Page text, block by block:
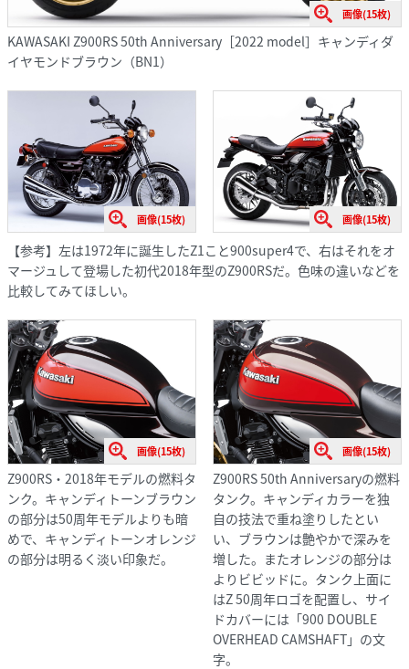
画像(15枚)
KAWASAKI Z900RS 50th Anniversary［2022 model］キャンディダ
イヤモンドブラウン（BN1）
画像(15枚) 画像(15枚)
【参考】左は1972年に誕生したZ1こと900super4で、右はそれをオ
マージュして登場した初代2018年型のZ900RSだ。色味の違いなどを
比較してみてほしい。
画像(15枚)
Z900RS・2018年モデルの燃料タ
ンク。キャンディトーンブラウン
の部分は50周年モデルよりも暗
めで、キャンディトーンオレンジ
の部分は明るく淡い印象だ。
画像(15枚)
Z900RS 50th Anniversaryの燃料
タンク。キャンディカラーを独
自の技法で重ね塗りしたとい
い、ブラウンは艶やかで深みを
増した。またオレンジの部分は
よりビビッドに。タンク上面に
はZ 50周年ロゴを配置し、サイ
ドカバーには「900 DOUBLE
OVERHEAD CAMSHAFT」の文
字。